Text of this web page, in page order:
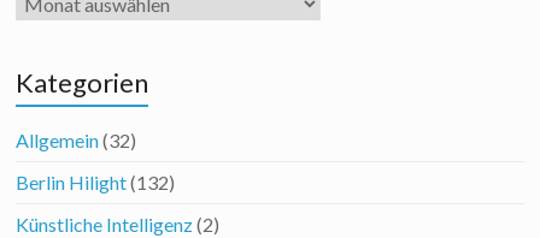
Kategorien
Allgemein(32)
Berlin Hilight(132)
Künstliche Intelligenz(2)